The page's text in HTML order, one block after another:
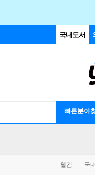
국내도서
빠른분야
웰컴 국